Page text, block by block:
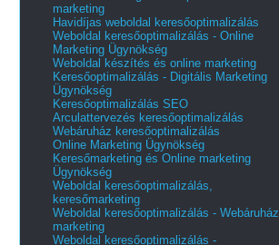
marketing
Havidíjas weboldal keresőoptimalizálás
Weboldal keresőoptimalizálás - Online
Marketing Ügynökség
Weboldal készítés és online marketing
Keresőoptimalizálás - Digitális Marketing
Ügynökség
Keresőoptimalizálás SEO
Arculattervezés keresőoptimalizálás
Webáruház keresőoptimalizálás
Online Marketing Ügynökség
Keresőmarketing és Online marketing
Ügynökség
Weboldal keresőoptimalizálás,
keresőmarketing
Weboldal keresőoptimalizálás - Webáruház
marketing
Weboldal keresőoptimalizálás -